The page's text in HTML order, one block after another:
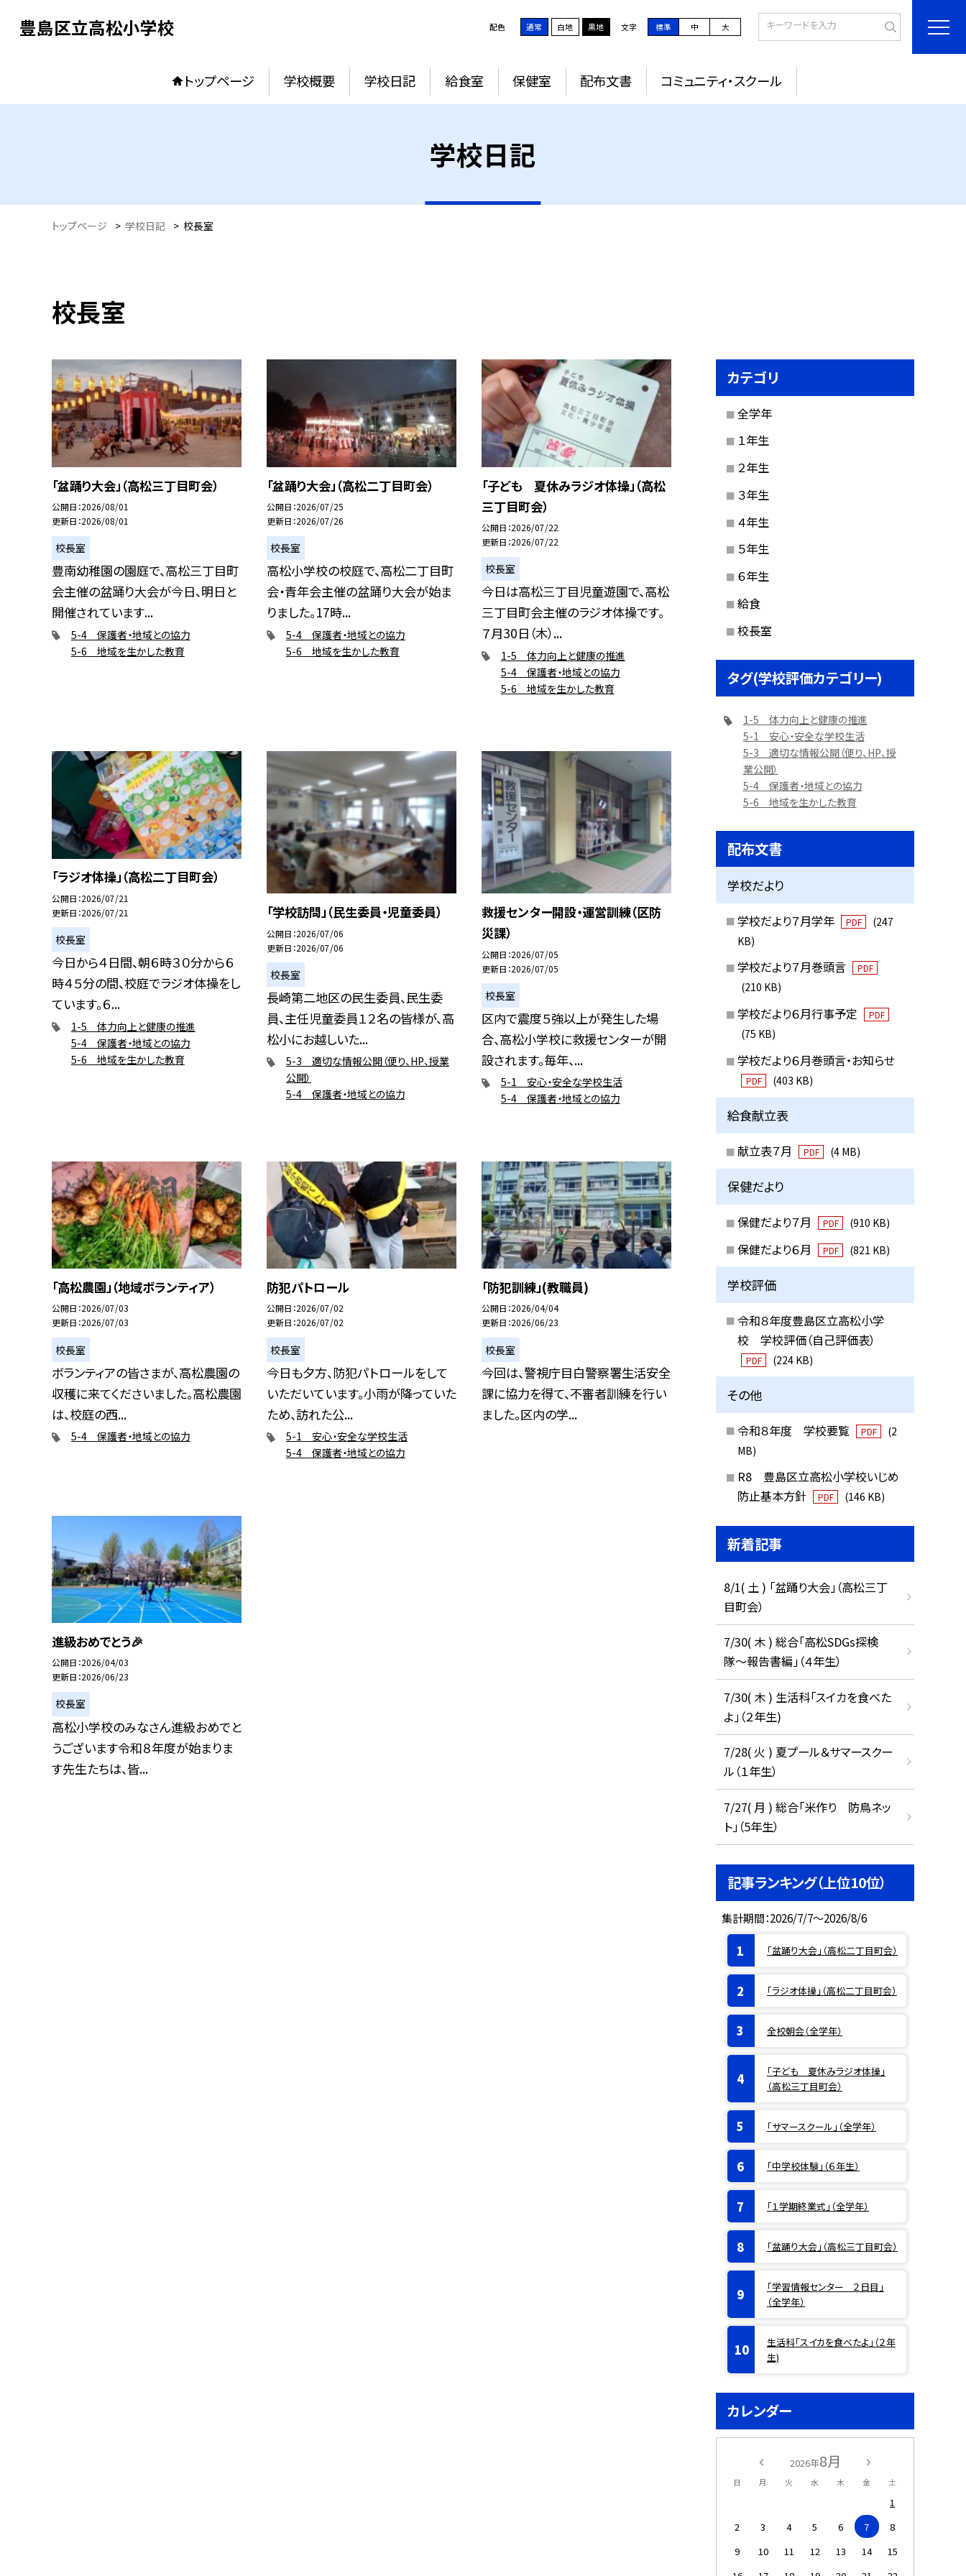
豊島区立高松小学校 配色 通常 白地 黒地 文字 標準 中 大
トップページ 学校概要 学校日記 給食室 保健室 配布文書 コミュニティ・スクール
学校日記
トップページ > 学校日記 > 校長室
校長室
「盆踊り大会」（高松三丁目町会）
公開日 2026/08/01
更新日 2026/08/01
校長室
豊南幼稚園の園庭で、高松三丁目町
会主催の盆踊り大会が今日、明日と
開催されています...
5-4 保護者・地域との協力
5-6 地域を生かした教育
「盆踊り大会」（高松二丁目町会）
公開日 2026/07/25
更新日 2026/07/26
校長室
高松小学校の校庭で、高松二丁目町
会・青年会主催の盆踊り大会が始ま
りました。17時...
5-4 保護者・地域との協力
5-6 地域を生かした教育
「子ども 夏休みラジオ体操」（高松
三丁目町会）
公開日 2026/07/22
更新日 2026/07/22
校長室
今日は高松三丁目児童遊園で、高松
三丁目町会主催のラジオ体操です。
７月30日（木）...
1-5 体力向上と健康の推進
5-4 保護者・地域との協力
5-6 地域を生かした教育
「ラジオ体操」（高松二丁目町会）
公開日 2026/07/21
更新日 2026/07/21
校長室
今日から４日間、朝６時３０分から６
時４５分の間、校庭でラジオ体操をし
ています。６...
1-5 体力向上と健康の推進
5-4 保護者・地域との協力
5-6 地域を生かした教育
「学校訪問」（民生委員・児童委員）
公開日 2026/07/06
更新日 2026/07/06
校長室
長崎第二地区の民生委員、民生委
員、主任児童委員１２名の皆様が、高
松小にお越しいた...
5-3 適切な情報公開（便り、HP、授業
公開）
5-4 保護者・地域との協力
救援センター開設・運営訓練（区防
災課）
公開日 2026/07/05
更新日 2026/07/05
校長室
区内で震度５強以上が発生した場
合、高松小学校に救援センターが開
設されます。毎年、...
5-1 安心・安全な学校生活
5-4 保護者・地域との協力
「高松農園」（地域ボランティア）
公開日 2026/07/03
更新日 2026/07/03
校長室
ボランティアの皆さまが、高松農園の
収穫に来てくださいました。高松農園
は、校庭の西...
5-4 保護者・地域との協力
防犯パトロール
公開日 2026/07/02
更新日 2026/07/02
校長室
今日も夕方、防犯パトロールをして
いただいています。小雨が降っていた
ため、訪れた公...
5-1 安心・安全な学校生活
5-4 保護者・地域との協力
「防犯訓練」(教職員)
公開日 2026/04/04
更新日 2026/06/23
校長室
今回は、警視庁目白警察署生活安全
課に協力を得て、不審者訓練を行い
ました。区内の学...
進級おめでとう🎉
公開日 2026/04/03
更新日 2026/06/23
校長室
高松小学校のみなさん進級おめでと
うございます令和８年度が始まりま
す先生たちは、皆...
カテゴリ
全学年
１年生
２年生
３年生
４年生
５年生
６年生
給食
校長室
タグ(学校評価カテゴリー)
1-5 体力向上と健康の推進
5-1 安心・安全な学校生活
5-3 適切な情報公開（便り、HP、授
業公開）
5-4 保護者・地域との協力
5-6 地域を生かした教育
配布文書
学校だより
学校だより７月学年 PDF
(247
KB)
学校だより７月巻頭言 PDF
(210 KB)
学校だより６月行事予定 PDF
(75 KB)
学校だより６月巻頭言・お知らせ
PDF (403 KB)
給食献立表
献立表７月 PDF (4 MB)
保健だより
保健だより７月 PDF (910 KB)
保健だより６月 PDF (821 KB)
学校評価
令和８年度豊島区立高松小学
校 学校評価（自己評価表）
PDF (224 KB)
その他
令和８年度 学校要覧 PDF
(2
MB)
R8 豊島区立高松小学校いじめ
防止基本方針
PDF (146 KB)
新着記事
8/1( 土 ) 「盆踊り大会」（高松三丁
目町会）
7/30( 木 ) 総合「高松SDGs探検
隊〜報告書編」（４年生）
7/30( 木 ) 生活科「スイカを食べた
よ」（２年生)
7/28( 火 ) 夏プール＆サマースクー
ル（１年生）
7/27( 月 ) 総合「米作り 防鳥ネッ
ト」（5年生）
記事ランキング（上位10位）
集計期間：2026/7/7～2026/8/6
「盆踊り大会」（高松二丁目町会）
「ラジオ体操」（高松二丁目町会）
全校朝会（全学年）
「子ども 夏休みラジオ体操」
（高松三丁目町会）
「サマースクール」（全学年）
「中学校体験」（６年生）
「１学期終業式」（全学年）
「盆踊り大会」（高松三丁目町会）
「学習情報センター ２日目」
（全学年）
生活科「スイカを食べたよ」（２年
生)
カレンダー
2026年8月
日 月 火 水 木 金 土
1
2
3 4 5 6 7
8
9
10 11 12 13 14
15